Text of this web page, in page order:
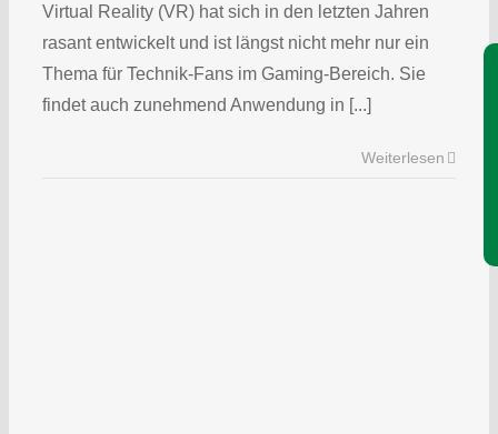
Virtual Reality (VR) hat sich in den letzten Jahren
rasant entwickelt und ist längst nicht mehr nur ein
Thema für Technik-Fans im Gaming-Bereich. Sie
findet auch zunehmend Anwendung in [...]
Weiterlesen